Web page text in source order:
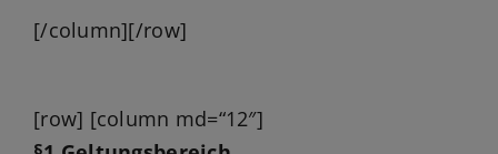
Shop
[/column][/row]
[row] [column md=“12″]